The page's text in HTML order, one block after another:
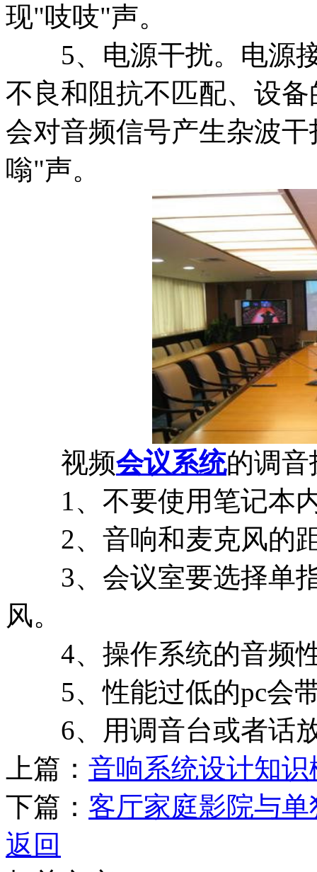
现"吱吱"声。
5、电源干扰。电源接
不良和阻抗不匹配、设
会对音频信号产生杂波
嗡"声。
视频会议系统的调音
1、不要使用笔记本内
2、音响和麦克风的
3、会议室要选择单指
风。
4、操作系统的音频性
5、性能过低的pc会
6、用调音台或者话放
上篇： 音响系统设计知识
下篇： 客厅家庭影院与
返回